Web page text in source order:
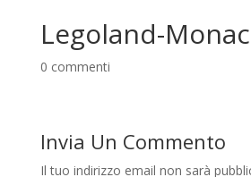
Legoland-
0 commenti
Invia Un Commento
Il tuo indirizzo email non sarà